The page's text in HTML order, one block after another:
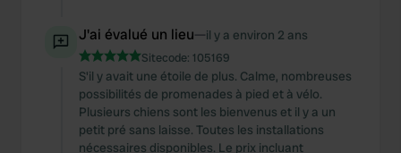
J'ai évalué un lieu—il y a environ 2 ans
Sitecode: 105169
S'il y avait une étoile de plus. Calme, nombreuses
possibilités de promenades à pied et à vélo.
Plusieurs chiens sont les bienvenus et il y a un
petit pré sans laisse. Toutes les installations
nécessaires disponibles. Le prix incluant